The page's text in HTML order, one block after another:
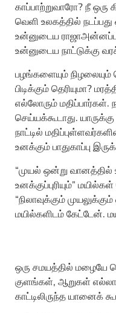
காப்பாற்றுவாரோ? நீ
வெளி உலகத்தில் நடப்பது
உன்னுடைய
உன்னுடைய நாட்டுக்கு
பழங்களையும்
பிடிக்கும் தெரியுமா?
எல்லோரும்
செய்யக்கூடாது.
நாட்டில்
உனக்கும் பாதுகாப்பு
“முயல் ஒன்று வானத்தில்
உனக்குப்புரியும்”
“நிலாவுக்கும்
மயில்களிடம் கேட்டேன்.
ஒரு சமயத்தில் மழையே
குளங்கள், ஆறுகள்
காட்டிலிருந்த யானைக்